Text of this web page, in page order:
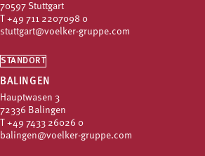
70597 Stuttgart
T +49 711 2207098 0
stuttgart@voelker-gruppe.com
STANDORT
BALINGEN
Hauptwasen 3
72336 Balingen
T +49 7433 26026 0
balingen@voelker-gruppe.com